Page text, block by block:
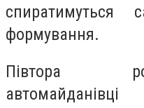
спиратимуться
формування.
Півтора